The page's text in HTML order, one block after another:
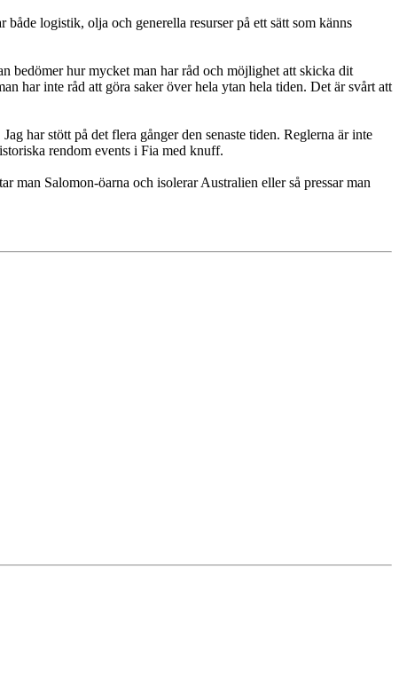
både logistik, olja och generella resurser på ett sätt som känns
bedömer hur mycket man har råd och möjlighet att skicka dit
har inte råd att göra saker över hela ytan hela tiden. Det är svårt att
har stött på det flera gånger den senaste tiden. Reglerna är inte
rendom events i Fia med knuff.
man Salomon-öarna och isolerar Australien eller så pressar man